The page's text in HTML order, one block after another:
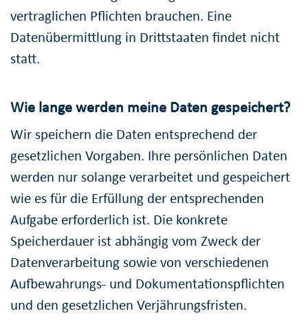
vertraglichen Pflichten brauchen. Eine
Datenübermittlung in Drittstaaten findet nicht
statt.
Wie lange werden meine Daten gespeichert?
Wir speichern die Daten entsprechend der
gesetzlichen Vorgaben. Ihre persönlichen Daten
werden nur solange verarbeitet und gespeichert
wie es für die Erfüllung der entsprechenden
Aufgabe erforderlich ist. Die konkrete
Speicherdauer ist abhängig vom Zweck der
Datenverarbeitung sowie von verschiedenen
Aufbewahrungs- und Dokumentationspflichten
und den gesetzlichen Verjährungsfristen.